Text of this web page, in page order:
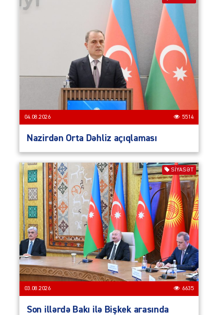
04.08.2026 5514
Nazirdən Orta Dəhliz açıqlaması
SIYASƏT
03.08.2026 6635
Son illərdə Bakı ilə Bişkek arasında